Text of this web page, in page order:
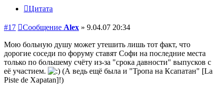
Цитата
#17 Сообщение Alex » 9.04.07 20:34
Мою больную душу может утешить лишь тот факт, что
дорогие соседи по форуму ставят Софи на последние места
только по большему счёту из-за "срока давности" выпусков с
её участием.
(А ведь ещё была и "Тропа на Ксапатан" [La
Piste de Xapatan]!)